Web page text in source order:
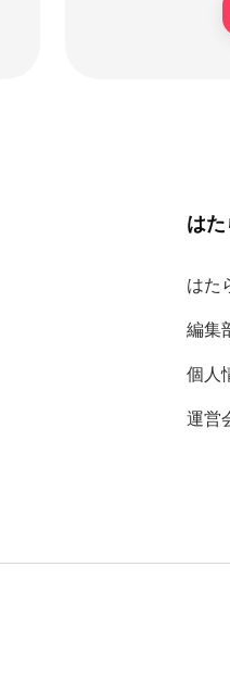
は
はた
編集
個人
運営